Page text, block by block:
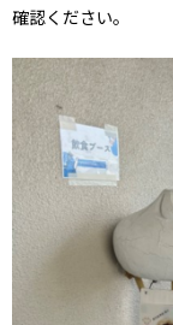
確認ください。